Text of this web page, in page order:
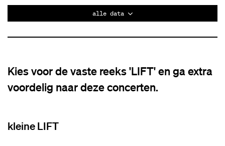
alle data
Kies voor de vaste reeks 'LIFT' en ga extra
voordelig naar deze concerten.
kleine LIFT